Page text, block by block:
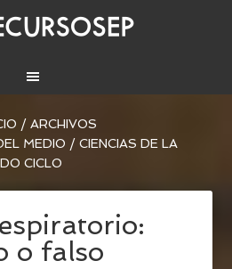
/ ARCHIVOS
MEDIO / CIENCIAS DE LA
CICLO
o falso